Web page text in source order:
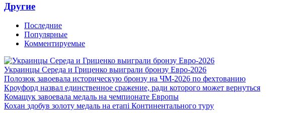
Другие
Последние
Популярные
Комментируемые
Украинцы Середа и Гриценко выиграли бронзу Евро-2026
Полозюк завоевала историческую бронзу на ЧМ-2026 по фехтованию
Кроуфорд назвал единственное сражение, ради которого может вернуться
Комащук завоевала медаль на чемпионате Европы
Кохан здобув золоту медаль на етапі Континентального туру